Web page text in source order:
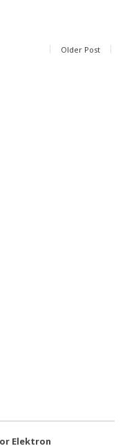
Older Post
Elektron